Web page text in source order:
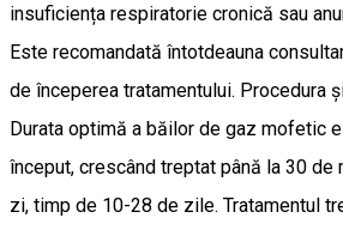
insuficiența respiratorie cronică sau
Este recomandată întotdeauna
de începerea tratamentului. Procedura
Durata optimă a băilor de gaz mofetic
început, crescând treptat până la 30 de
zi, timp de 10-28 de zile. Tratamentul